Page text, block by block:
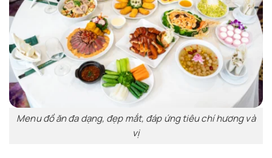
Menu đồ ăn đa dạng, đẹp mắt, đáp ứng tiêu chí hương và
vị